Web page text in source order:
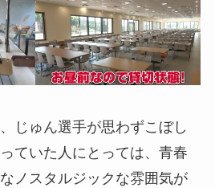
じゅん選手が思わずこぼし
ていた人にとっては、青春
ノスタルジックな雰囲気が